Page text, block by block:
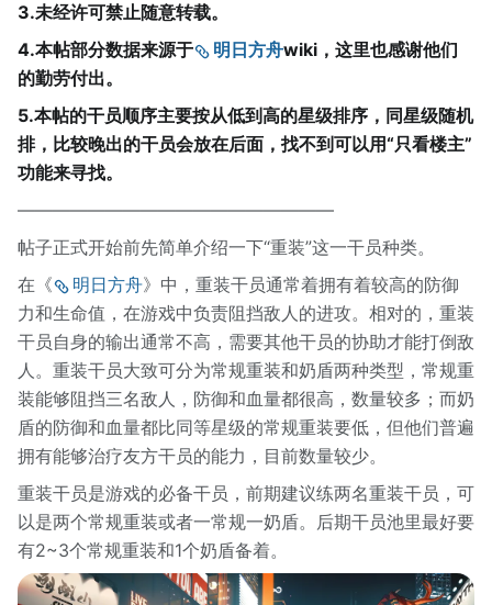
3.未经许可禁止随意转载。
4.本帖部分数据来源于
明日方舟wiki，这里也感谢他们
的勤劳付出。
5.本帖的干员顺序主要按从低到高的星级排序，同星级随机
排，比较晚出的干员会放在后面，找不到可以用“只看楼主”
功能来寻找。
——————————————————
帖子正式开始前先简单介绍一下“重装”这一干员种类。
在《
明日方舟》中，重装干员通常着拥有着较高的防御
力和生命值，在游戏中负责阻挡敌人的进攻。相对的，重装
干员自身的输出通常不高，需要其他干员的协助才能打倒敌
人。重装干员大致可分为常规重装和奶盾两种类型，常规重
装能够阻挡三名敌人，防御和血量都很高，数量较多；而奶
盾的防御和血量都比同等星级的常规重装要低，但他们普遍
拥有能够治疗友方干员的能力，目前数量较少。
重装干员是游戏的必备干员，前期建议练两名重装干员，可
以是两个常规重装或者一常规一奶盾。后期干员池里最好要
有2~3个常规重装和1个奶盾备着。